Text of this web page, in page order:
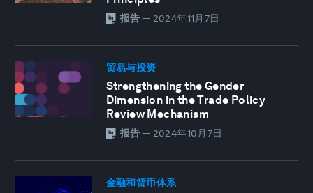
报告 — 2024年11月7日
贸易与投资
Strengthening the Gender
Dimension in the Trade Policy
Review Mechanism
报告 — 2024年10月7日
金融和货币体系